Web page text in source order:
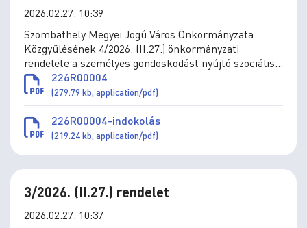
2026.02.27. 10:39
Szombathely Megyei Jogú Város Önkormányzata
Közgyűlésének 4/2026. (II.27.) önkormányzati
rendelete a személyes gondoskodást nyújtó szociális
és gyermekjóléti ellátások térítési díjáról szóló
11/1993. (IV.1.) önkormányzati rendelet módosításáról
226R00004
(279.79 kb, application/pdf)
226R00004-indokolás
(219.24 kb, application/pdf)
3/2026. (II.27.) rendelet
2026.02.27. 10:37